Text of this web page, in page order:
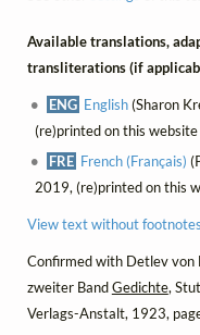
Available translations,
transliterations (if
ENG English(Sharon
(re)printed on this
FRE French (Français)
2019, (re)printed on this
View text without footnotes
Confirmed with Detlev von
zweiter BandGedichte,
Verlags-Anstalt, 1923,